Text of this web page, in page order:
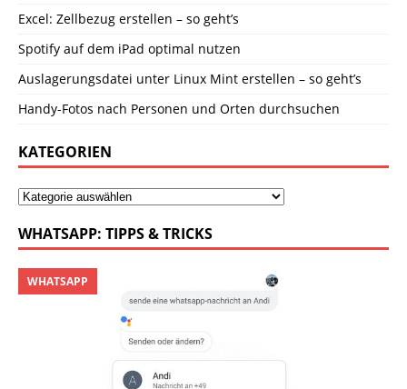
Excel: Zellbezug erstellen – so geht’s
Spotify auf dem iPad optimal nutzen
Auslagerungsdatei unter Linux Mint erstellen – so geht’s
Handy-Fotos nach Personen und Orten durchsuchen
KATEGORIEN
WHATSAPP: TIPPS & TRICKS
WHATSAPP